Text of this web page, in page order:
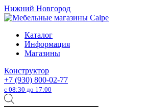
Нижний Новгород
Каталог
Информация
Магазины
Конструктор
+7 (930) 800-02-77
с 08:30 до 17:00